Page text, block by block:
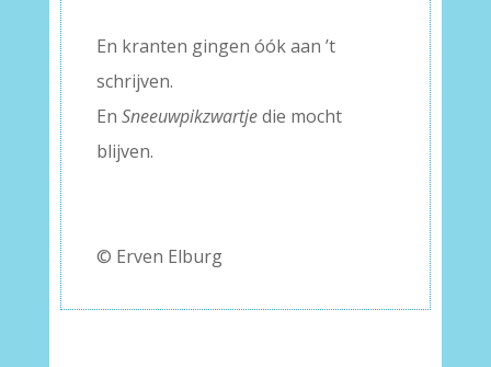
En kranten gingen óók aan ’t
schrijven.
En Sneeuwpikzwartjedie mocht
blijven.
© Erven Elburg